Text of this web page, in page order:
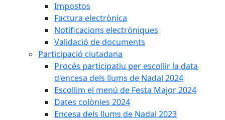
Impostos
Factura electrònica
Notificacions electròniques
Validació de documents
Participació ciutadana
Procés participatiu per escollir la data
d'encesa dels llums de Nadal 2024
Escollim el menú de Festa Major 2024
Dates colònies 2024
Encesa dels llums de Nadal 2023